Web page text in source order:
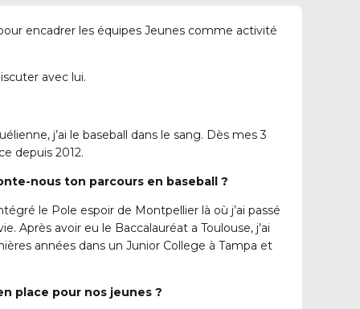
encadrer les équipes Jeunes comme activité
avec lui.
j’ai le baseball dans le sang. Dès mes 3
depuis 2012.
nous ton parcours en baseball ?
le Pole espoir de Montpellier là où j’ai passé
Après avoir eu le Baccalauréat a Toulouse, j’ai
années dans un Junior College à Tampa et
place pour nos jeunes ?